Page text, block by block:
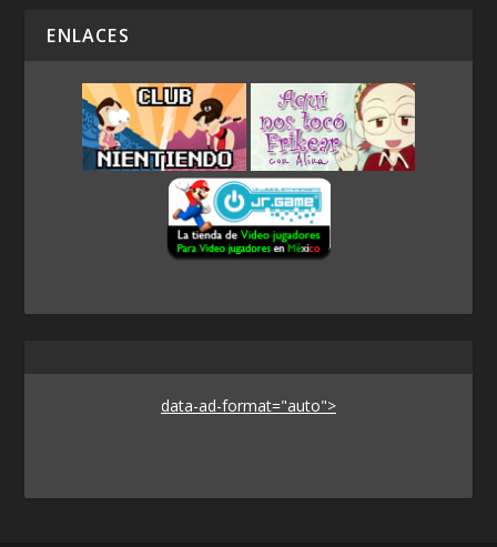
ENLACES
data-ad-format="auto">